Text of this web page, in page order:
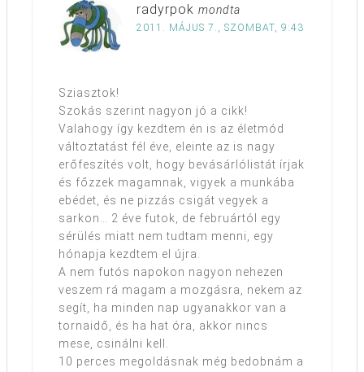
radyrpok mondta
2011. MÁJUS 7., SZOMBAT, 9:43
Sziasztok!
Szokás szerint nagyon jó a cikk!
Valahogy így kezdtem én is az életmód
változtatást fél éve, eleinte az is nagy
erőfeszítés volt, hogy bevásárlólistát írjak
és főzzek magamnak, vigyek a munkába
ebédet, és ne pizzás csigát vegyek a
sarkon… 2 éve futok, de februártól egy
sérülés miatt nem tudtam menni, egy
hónapja kezdtem el újra.
A nem futós napokon nagyon nehezen
veszem rá magam a mozgásra, nekem az
segít, ha minden nap ugyanakkor van a
tornaidő, és ha hat óra, akkor nincs
mese, csinálni kell.
10 perces megoldásnak még bedobnám a